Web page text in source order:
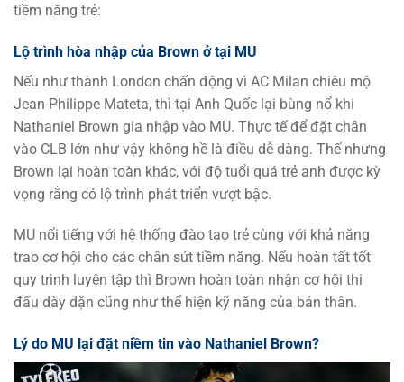
tiềm năng trẻ:
Lộ trình hòa nhập của Brown ở tại MU
Nếu như thành London chấn động vì AC Milan chiêu mộ
Jean-Philippe Mateta, thì tại Anh Quốc lại bùng nổ khi
Nathaniel Brown gia nhập vào MU. Thực tế để đặt chân
vào CLB lớn như vậy không hề là điều dễ dàng. Thế nhưng
Brown lại hoàn toàn khác, với độ tuổi quá trẻ anh được kỳ
vọng rằng có lộ trình phát triển vượt bậc.
MU nổi tiếng với hệ thống đào tạo trẻ cùng với khả năng
trao cơ hội cho các chân sút tiềm năng. Nếu hoàn tất tốt
quy trình luyện tập thì Brown hoàn toàn nhận cơ hội thi
đấu dày dặn cũng như thể hiện kỹ năng của bản thân.
Lý do MU lại đặt niềm tin vào Nathaniel Brown?